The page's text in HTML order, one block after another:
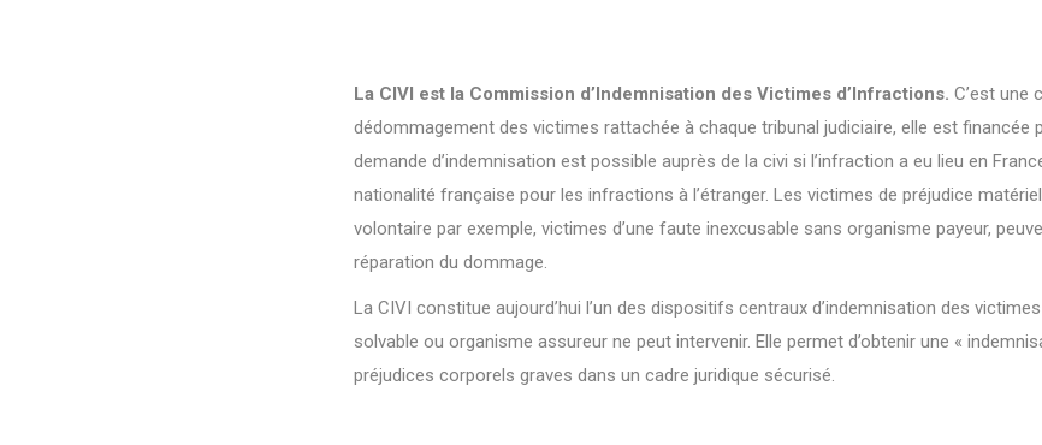
La CIVI est la Commission d’Indemnisation des Victimes d’Infractions. C’est une
dédommagement des victimes rattachée à chaque tribunal judiciaire, elle est financée
demande d’indemnisation est possible auprès de la civi si l’infraction a eu lieu en
nationalité française pour les infractions à l’étranger. Les victimes de préjudice
volontaire par exemple, victimes d’une faute inexcusable sans organisme payeur,
réparation du dommage.
La CIVI constitue aujourd’hui l’un des dispositifs centraux d’indemnisation des
solvable ou organisme assureur ne peut intervenir. Elle permet d’obtenir une «
préjudices corporels graves dans un cadre juridique sécurisé.